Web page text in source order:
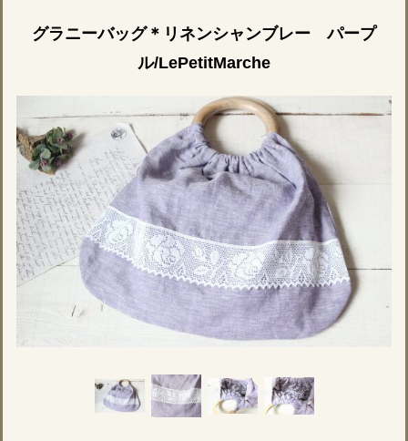
グラニーバッグ＊リネンシャンブレー パープ
ル/LePetitMarche